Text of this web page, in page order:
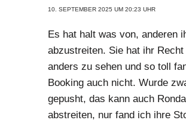
10. SEPTEMBER 2025 UM 20:23 UHR
Es hat halt was von, anderen
abzustreiten. Sie hat ihr Recht
anders zu sehen und so toll
Booking auch nicht. Wurde
gepusht, das kann auch
abstreiten, nur fand ich ihre